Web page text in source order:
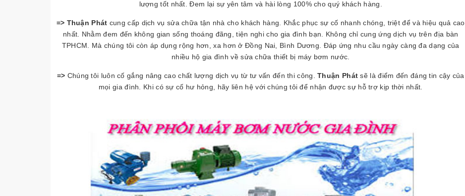
lượng tốt nhất. Đem lại sự yên tâm và hài lòng 100% cho quý khách hàng.
=> Thuận Phát cung cấp dịch vụ sửa chữa tận nhà cho khách hàng. Khắc phục sự cố nhanh chóng, triệt để và hiệu quả cao
nhất. Nhằm đem đến không gian sống thoáng đãng, tiện nghi cho gia đình bạn. Không chỉ cung ứng dịch vụ trên địa bàn
TPHCM. Mà chúng tôi còn áp dụng rộng hơn, xa hơn ở Đồng Nai, Bình Dương. Đáp ứng nhu cầu ngày càng đa dạng của
nhiều hộ gia đình về sửa chữa thiết bị máy bơm nước.
=> Chúng tôi luôn cố gắng nâng cao chất lượng dịch vụ từ tư vấn đến thi công.Thuận Phát sẽ là điểm đến đáng tin cậy của
mọi gia đình. Khi có sự cố hư hỏng, hãy liên hệ với chúng tôi để nhận được sự hỗ trợ kịp thời nhất.